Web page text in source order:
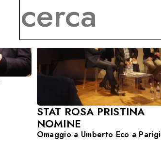
STAT ROSA PRISTINA
NOMINE
Omaggio a Umberto Eco a Parigi